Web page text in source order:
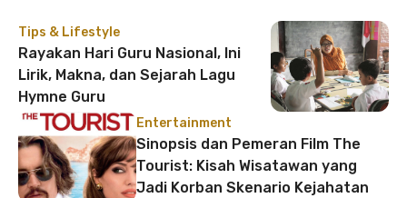
Tips & Lifestyle
Rayakan Hari Guru Nasional, Ini
Lirik, Makna, dan Sejarah Lagu
Hymne Guru
Entertainment
Sinopsis dan Pemeran Film The
Tourist: Kisah Wisatawan yang
Jadi Korban Skenario Kejahatan